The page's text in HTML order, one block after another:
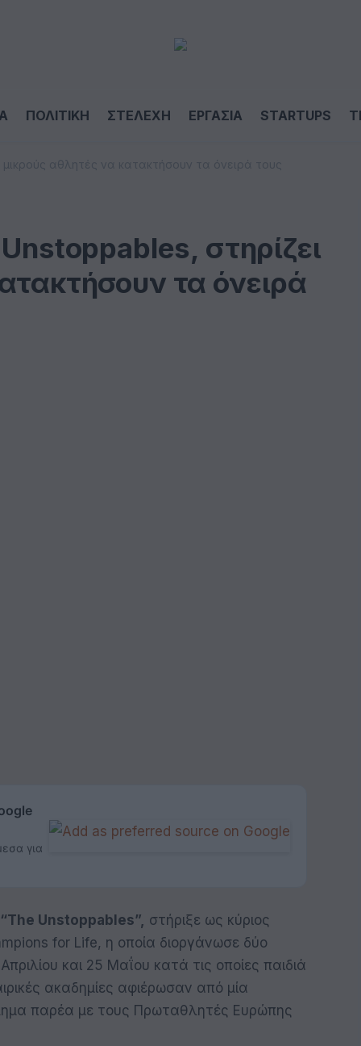
ΠΟΛΙΤΙΚΗ ΣΤΕΛΕΧΗ ΕΡΓΑΣΙΑ STARTUPS
στηρίζει
τα όνειρά
για
“The Unstoppables”, στήριξε ως κύριος
for Life, η οποία διοργάνωσε δύο
και 25 Μαΐου κατά τις οποίες παιδιά
ακαδημίες αφιέρωσαν από μία
παρέα με τους Πρωταθλητές Ευρώπης